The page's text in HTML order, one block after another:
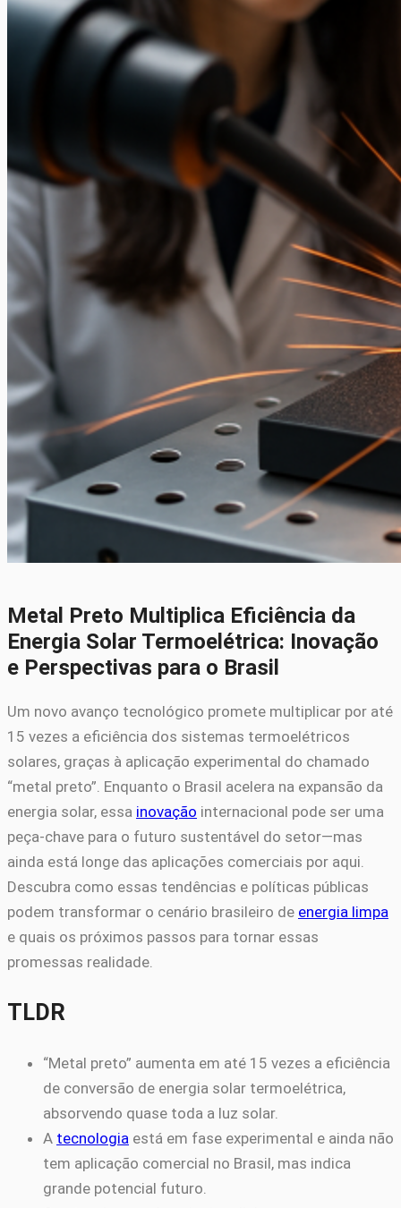
Metal Preto Multiplica Eficiência da
Energia Solar Termoelétrica: Inovação
e Perspectivas para o Brasil
Um novo avanço tecnológico promete multiplicar por até
15 vezes a eficiência dos sistemas termoelétricos
solares, graças à aplicação experimental do chamado
“metal preto”. Enquanto o Brasil acelera na expansão da
energia solar, essa inovação internacional pode ser uma
peça-chave para o futuro sustentável do setor—mas
ainda está longe das aplicações comerciais por aqui.
Descubra como essas tendências e políticas públicas
podem transformar o cenário brasileiro de energia limpa
e quais os próximos passos para tornar essas
promessas realidade.
TLDR
“Metal preto” aumenta em até 15 vezes a eficiência
de conversão de energia solar termoelétrica,
absorvendo quase toda a luz solar.
A tecnologia está em fase experimental e ainda não
tem aplicação comercial no Brasil, mas indica
grande potencial futuro.